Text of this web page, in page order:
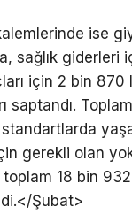
ise
sağlık giderleri
için 2 bin 870
saptandı. Toplam
gerekli olan
toplam 18 bin 932
Şubat>